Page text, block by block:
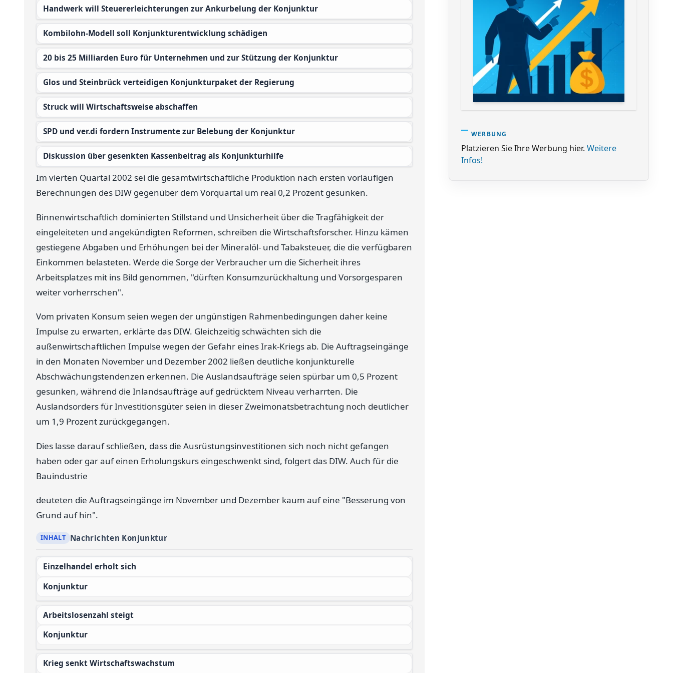
Handwerk will Steuererleichterungen zur Ankurbelung der Konjunktur
Kombilohn-Modell soll Konjunkturentwicklung schädigen
20 bis 25 Milliarden Euro für Unternehmen und zur Stützung der Konjunktur
Glos und Steinbrück verteidigen Konjunkturpaket der Regierung
Struck will Wirtschaftsweise abschaffen
SPD und ver.di fordern Instrumente zur Belebung der Konjunktur
Diskussion über gesenkten Kassenbeitrag als Konjunkturhilfe
Im vierten Quartal 2002 sei die gesamtwirtschaftliche Produktion nach ersten vorläufigen
Berechnungen des DIW gegenüber dem Vorquartal um real 0,2 Prozent gesunken.
Binnenwirtschaftlich dominierten Stillstand und Unsicherheit über die Tragfähigkeit der
eingeleiteten und angekündigten Reformen, schreiben die Wirtschaftsforscher. Hinzu kämen
gestiegene Abgaben und Erhöhungen bei der Mineralöl- und Tabaksteuer, die die verfügbaren
Einkommen belasteten. Werde die Sorge der Verbraucher um die Sicherheit ihres
Arbeitsplatzes mit ins Bild genommen, "dürften Konsumzurückhaltung und Vorsorgesparen
weiter vorherrschen".
Vom privaten Konsum seien wegen der ungünstigen Rahmenbedingungen daher keine
Impulse zu erwarten, erklärte das DIW. Gleichzeitig schwächten sich die
außenwirtschaftlichen Impulse wegen der Gefahr eines Irak-Kriegs ab. Die Auftragseingänge
in den Monaten November und Dezember 2002 ließen deutliche konjunkturelle
Abschwächungstendenzen erkennen. Die Auslandsaufträge seien spürbar um 0,5 Prozent
gesunken, während die Inlandsaufträge auf gedrücktem Niveau verharrten. Die
Auslandsorders für Investitionsgüter seien in dieser Zweimonatsbetrachtung noch deutlicher
um 1,9 Prozent zurückgegangen.
Dies lasse darauf schließen, dass die Ausrüstungsinvestitionen sich noch nicht gefangen
haben oder gar auf einen Erholungskurs eingeschwenkt sind, folgert das DIW. Auch für die
Bauindustrie
deuteten die Auftragseingänge im November und Dezember kaum auf eine "Besserung von
Grund auf hin".
Nachrichten Konjunktur
Einzelhandel erholt sich
Konjunktur
Arbeitslosenzahl steigt
Konjunktur
Krieg senkt Wirtschaftswachstum
WERBUNG
Platzieren Sie Ihre Werbung hier. Weitere
Infos!